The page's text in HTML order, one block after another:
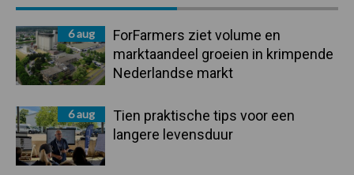
Sidebar
6 aug
ForFarmers ziet volume en
marktaandeel groeien in krimpende
Nederlandse markt
6 aug
Tien praktische tips voor een
langere levensduur